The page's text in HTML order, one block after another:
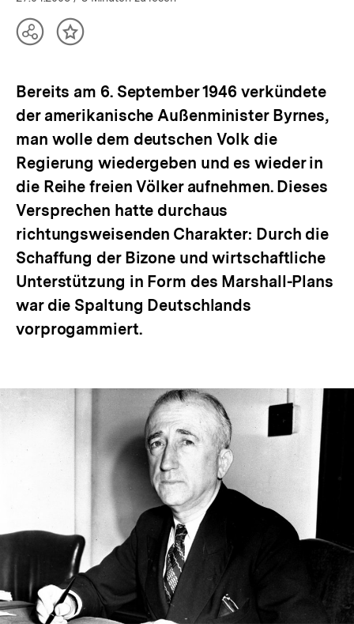
TeilenInhalt
Bereits am 6. September 1946 verkündete
der amerikanische Außenminister Byrnes,
man wolle dem deutschen Volk die
Regierung wiedergeben und es wieder in
die Reihe freien Völker aufnehmen. Dieses
Versprechen hatte durchaus
richtungsweisenden Charakter: Durch die
Schaffung der Bizone und wirtschaftliche
Unterstützung in Form des Marshall-Plans
war die Spaltung Deutschlands
vorprogammiert.